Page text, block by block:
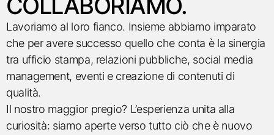
Lavoriamo al loro fianco. Insieme abbiamo imparato
che per avere successo quello che conta è la sinergia
tra ufficio stampa, relazioni pubbliche, social media
management, eventi e creazione di contenuti di
qualità.
Il nostro maggior pregio? L’esperienza unita alla
curiosità: siamo aperte verso tutto ciò che è nuovo